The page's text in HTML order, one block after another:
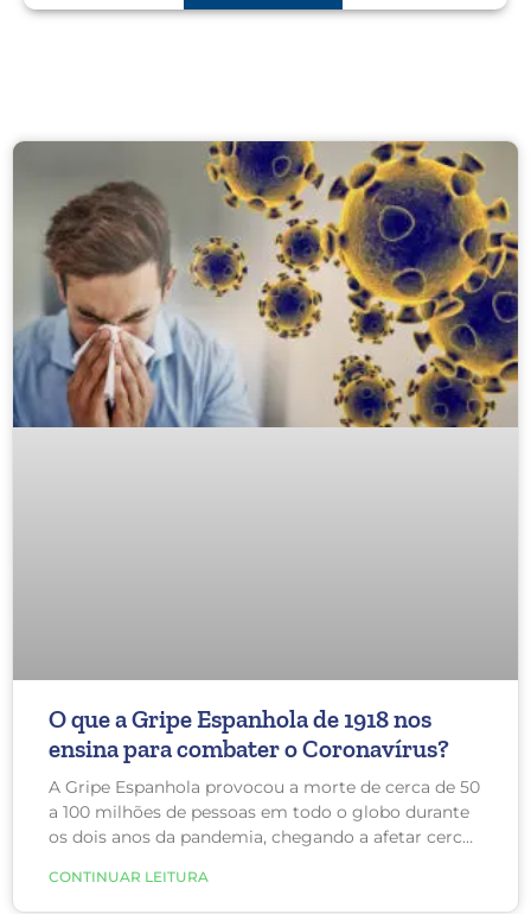
O que a Gripe Espanhola de 1918 nos
ensina para combater o Coronavírus?
A Gripe Espanhola provocou a morte de cerca de 50
a 100 milhões de pessoas em todo o globo durante
os dois anos da pandemia, chegando a afetar cerca
cidades dos EUA mostram que o primeiro pico em
CONTINUAR LEITURA